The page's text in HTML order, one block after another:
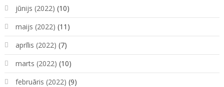
jūnijs (2022) (10)
maijs (2022) (11)
aprīlis (2022) (7)
marts (2022) (10)
februāris (2022) (9)